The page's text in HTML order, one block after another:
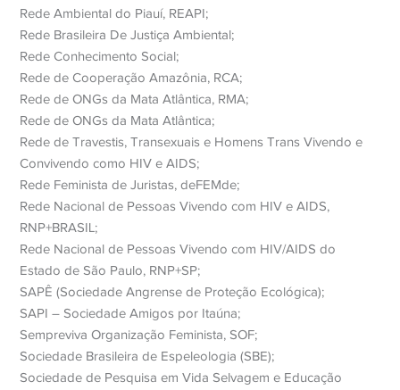
Rede Ambiental do Piauí, REAPI;
Rede Brasileira De Justiça Ambiental;
Rede Conhecimento Social;
Rede de Cooperação Amazônia, RCA;
Rede de ONGs da Mata Atlântica, RMA;
Rede de ONGs da Mata Atlântica;
Rede de Travestis, Transexuais e Homens Trans Vivendo e
Convivendo como HIV e AIDS;
Rede Feminista de Juristas, deFEMde;
Rede Nacional de Pessoas Vivendo com HIV e AIDS,
RNP+BRASIL;
Rede Nacional de Pessoas Vivendo com HIV/AIDS do
Estado de São Paulo, RNP+SP;
SAPÊ (Sociedade Angrense de Proteção Ecológica);
SAPI – Sociedade Amigos por Itaúna;
Sempreviva Organização Feminista, SOF;
Sociedade Brasileira de Espeleologia (SBE);
Sociedade de Pesquisa em Vida Selvagem e Educação